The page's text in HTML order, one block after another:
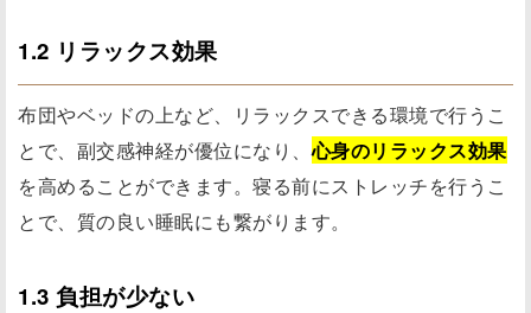
1.2 リラックス効果
布団やベッドの上など、リラックスできる環境で行うこ
とで、副交感神経が優位になり、心身のリラックス効果
を高めることができます。寝る前にストレッチを行うこ
とで、質の良い睡眠にも繋がります。
1.3 負担が少ない